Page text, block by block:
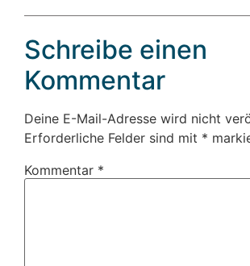
Schreibe einen
Kommentar
Deine E-Mail-Adresse wird nicht
Erforderliche Felder sind mit *
Kommentar *